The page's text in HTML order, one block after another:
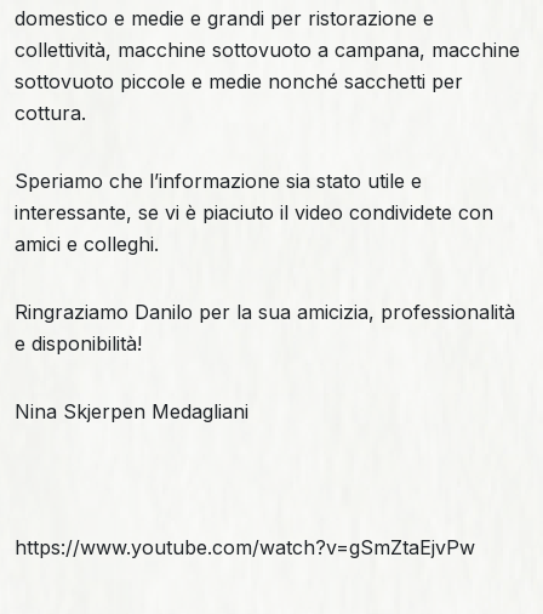
domestico e medie e grandi per ristorazione e
collettività, macchine sottovuoto a campana, macchine
sottovuoto piccole e medie nonché sacchetti per
cottura.
Speriamo che l’informazione sia stato utile e
interessante, se vi è piaciuto il video condividete con
amici e colleghi.
Ringraziamo Danilo per la sua amicizia, professionalità
e disponibilità!
Nina Skjerpen Medagliani
https://www.youtube.com/watch?v=gSmZtaEjvPw